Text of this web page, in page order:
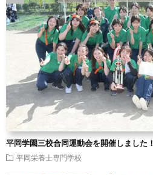
平岡学園三校合同運動会を開催しました！
平岡栄養士専門学校